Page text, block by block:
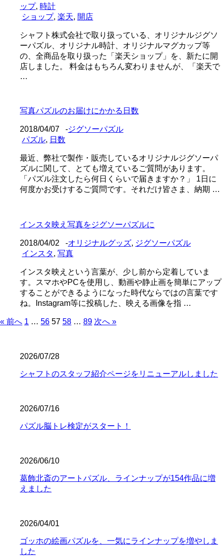
ップ, 時計
ショップ, 楽天, 開店
シャフト株式会社で取り扱っている、オリジナルジグソ
ーパズル、オリジナル時計、オリジナルマグカップ等
の、全商品を取り扱った「楽天ショップ」を、新たに開
店しました。 料金はもちろん変わりませんが、「楽天で
…
写真パズルのお届けにかかる日数
2018/04/07 -ジグソーパズル
パズル, 日数
最近、弊社で製作・販売しているオリジナルジグソーパ
ズルに関して、とても増えているご質問があります。
「パズル注文したら何日くらいで届きますか？」 1日に
何度かお受けするご質問です。それだけ皆さま、納期 …
インスタ映え写真をジグソーパズルに
2018/04/02 -オリジナルグッズ, ジグソーパズル
インスタ, 写真
インスタ映えという言葉が、少し前から定着していま
す。スマホやPCを使用し、動画や静止画を簡単にアップ
することができるようになった時代ならではの言葉です
ね。Instagram等に投稿した、映える画像を指 …
« 前へ 1 … 56 57 58 … 89 次へ »
2026/07/28
シャフトのスタッフ紹介ページをリニューアルしました
2026/07/16
パズル脳トレ検定がスタート！
2026/06/10
葛飾北斎のアートパズル、ラインナップが154作品に増
えました
2026/04/01
ゴッホの絵画パズルを、一気にラインナップを増やしま
した